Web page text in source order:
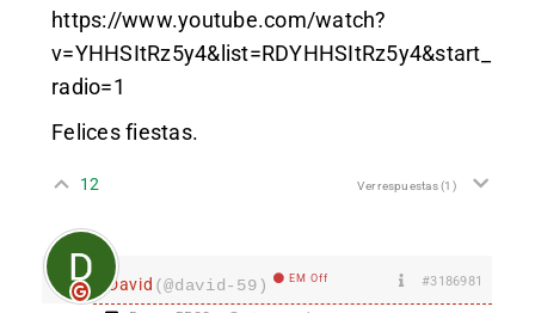
https://www.youtube.com/watch?
v=YHHSItRz5y4&list=RDYHHSItRz5y4&start_
radio=1
Felices fiestas.
12 Ver respuestas(1)
David (@david-59) EM Off #3186981